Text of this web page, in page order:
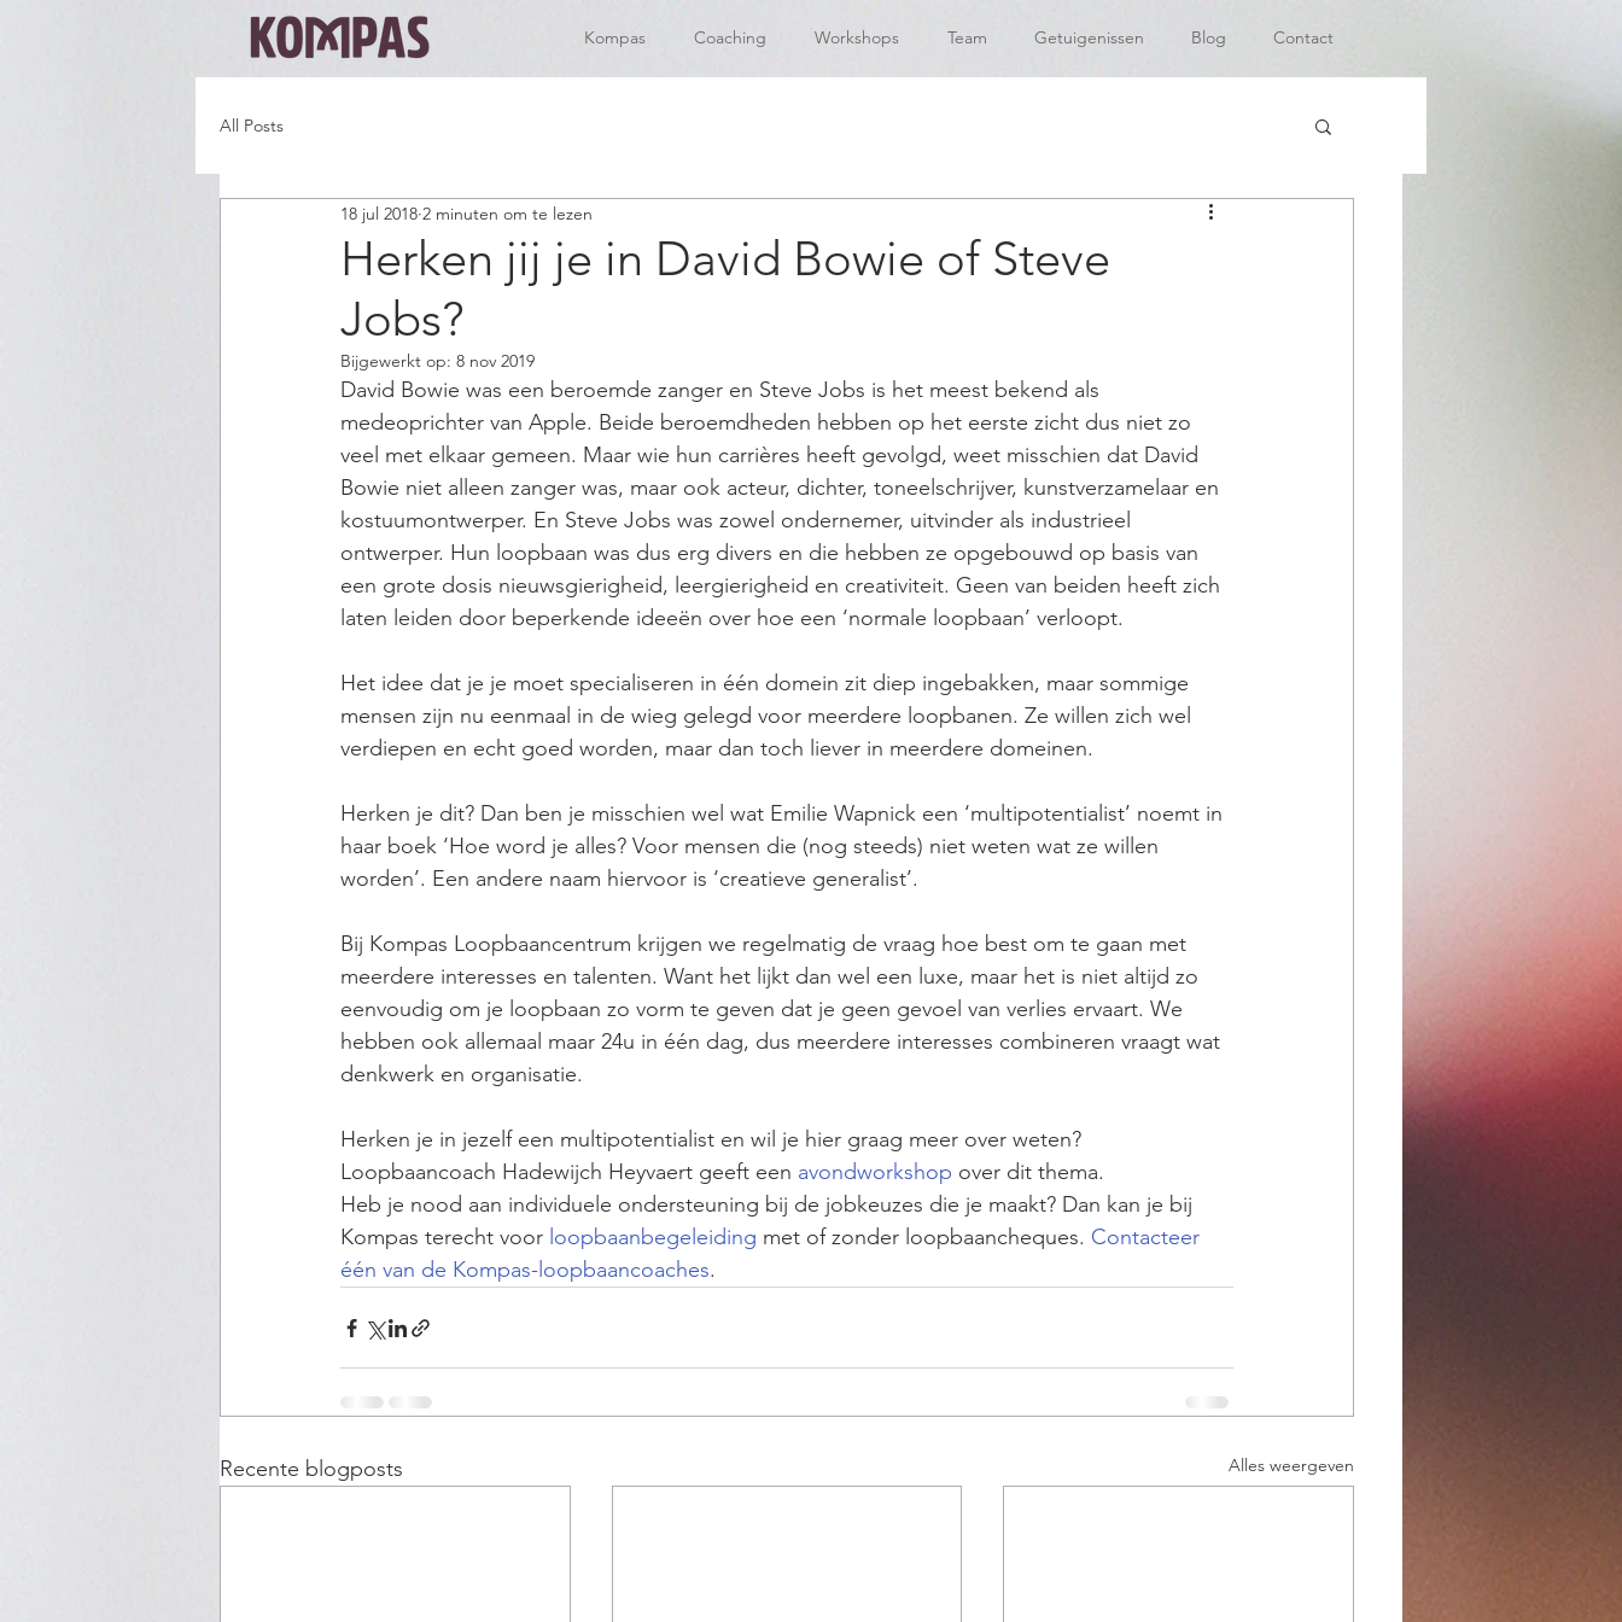
Kompas Coaching Workshops Team Getuigenissen Blog Contact
All Posts
Herken jij je in David Bowie of Steve
Jobs?
18 jul 2018 2 minuten om te lezen
Bijgewerkt op: 8 nov 2019
David Bowie was een beroemde zanger en Steve Jobs is het meest bekend als
medeoprichter van Apple. Beide beroemdheden hebben op het eerste zicht dus niet zo
veel met elkaar gemeen. Maar wie hun carrières heeft gevolgd, weet misschien dat David
Bowie niet alleen zanger was, maar ook acteur, dichter, toneelschrijver, kunstverzamelaar en
kostuumontwerper. En Steve Jobs was zowel ondernemer, uitvinder als industrieel
ontwerper. Hun loopbaan was dus erg divers en die hebben ze opgebouwd op basis van
een grote dosis nieuwsgierigheid, leergierigheid en creativiteit. Geen van beiden heeft zich
laten leiden door beperkende ideeën over hoe een ‘normale loopbaan’ verloopt.
Het idee dat je je moet specialiseren in één domein zit diep ingebakken, maar sommige
mensen zijn nu eenmaal in de wieg gelegd voor meerdere loopbanen. Ze willen zich wel
verdiepen en echt goed worden, maar dan toch liever in meerdere domeinen.
Herken je dit? Dan ben je misschien wel wat Emilie Wapnick een ‘multipotentialist’ noemt in
haar boek ‘Hoe word je alles? Voor mensen die (nog steeds) niet weten wat ze willen
worden’. Een andere naam hiervoor is ‘creatieve generalist’.
Bij Kompas Loopbaancentrum krijgen we regelmatig de vraag hoe best om te gaan met
meerdere interesses en talenten. Want het lijkt dan wel een luxe, maar het is niet altijd zo
eenvoudig om je loopbaan zo vorm te geven dat je geen gevoel van verlies ervaart. We
hebben ook allemaal maar 24u in één dag, dus meerdere interesses combineren vraagt wat
denkwerk en organisatie.
Herken je in jezelf een multipotentialist en wil je hier graag meer over weten?
Loopbaancoach Hadewijch Heyvaert geeft een avondworkshop over dit thema.
Heb je nood aan individuele ondersteuning bij de jobkeuzes die je maakt? Dan kan je bij
Kompas terecht voor loopbaanbegeleiding met of zonder loopbaancheques. Contacteer
één van de Kompas-loopbaancoaches.
Recente blogposts Alles weergeven